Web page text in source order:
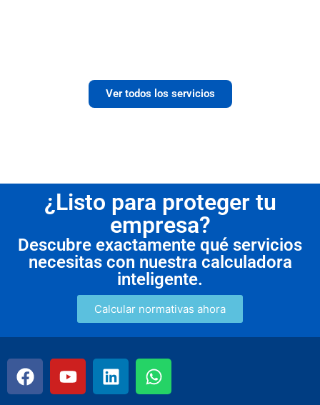
Ver todos los servicios
¿Listo para proteger tu
empresa?
Descubre exactamente qué servicios
necesitas con nuestra calculadora
inteligente.
Calcular normativas ahora